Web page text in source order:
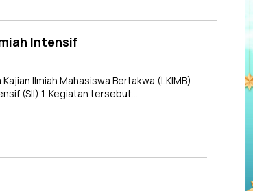
Intensif
Ilmiah Mahasiswa Bertakwa (LKIMB)
(SII) 1. Kegiatan tersebut…